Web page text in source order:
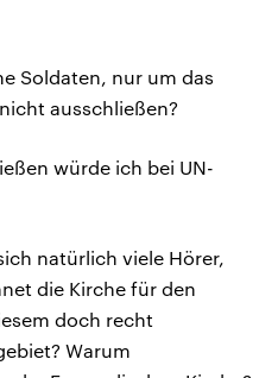
Soldaten, nur um das
ausschließen?
würde ich bei UN-
natürlich viele Hörer,
die Kirche für den
doch recht
Warum